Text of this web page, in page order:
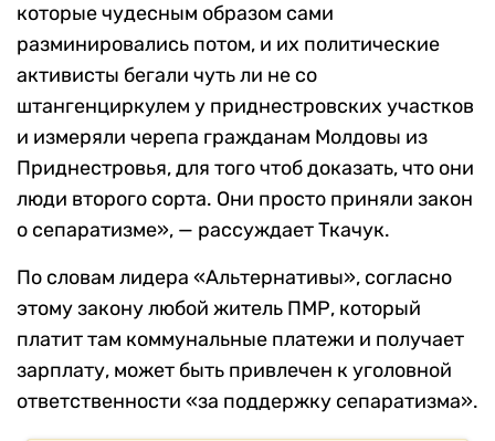
которые чудесным образом сами
разминировались потом, и их политические
активисты бегали чуть ли не со
штангенциркулем у приднестровских участков
и измеряли черепа гражданам Молдовы из
Приднестровья, для того чтоб доказать, что они
люди второго сорта. Они просто приняли закон
о сепаратизме», — рассуждает Ткачук.
По словам лидера «Альтернативы», согласно
этому закону любой житель ПМР, который
платит там коммунальные платежи и получает
зарплату, может быть привлечен к уголовной
ответственности «за поддержку сепаратизма».